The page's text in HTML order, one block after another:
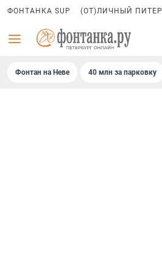
ФОНТАНКА SUP (ОТ)ЛИЧНЫЙ ПИТЕР
Фонтан на Неве 40 млн за парковку